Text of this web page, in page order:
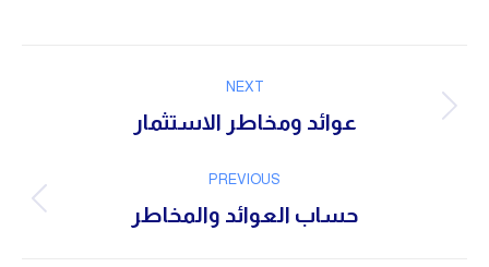
navigation
PREVIOUS
Previous
حساب العوائد والمخاطر
NEXT
Next
عوائد ومخاطر الاستثمار